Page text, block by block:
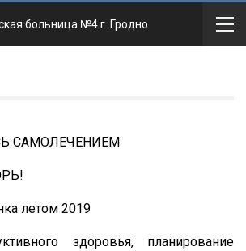
больница №4 г. Гродно
САМОЛЕЧЕНИЕМ
летом 2019
здоровья, планирование